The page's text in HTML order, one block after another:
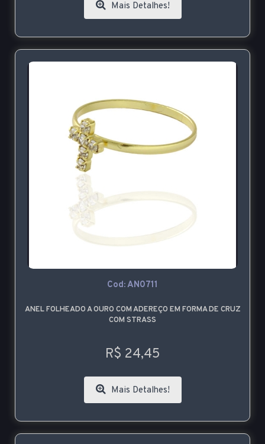
Mais Detalhes!
Cod: AN0711
ANEL FOLHEADO A OURO COM ADEREÇO EM FORMA DE CRUZ
COM STRASS
R$ 24,45
Mais Detalhes!